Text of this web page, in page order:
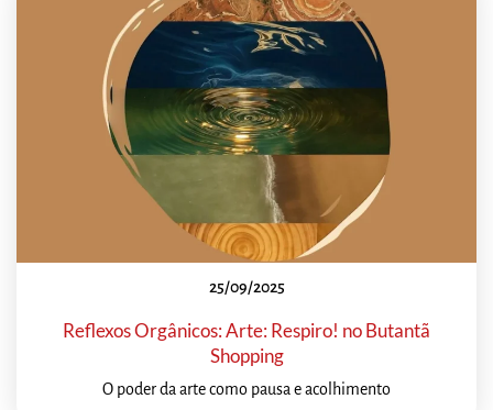
25/09/2025
Reflexos Orgânicos: Arte: Respiro! no Butantã
Shopping
O poder da arte como pausa e acolhimento